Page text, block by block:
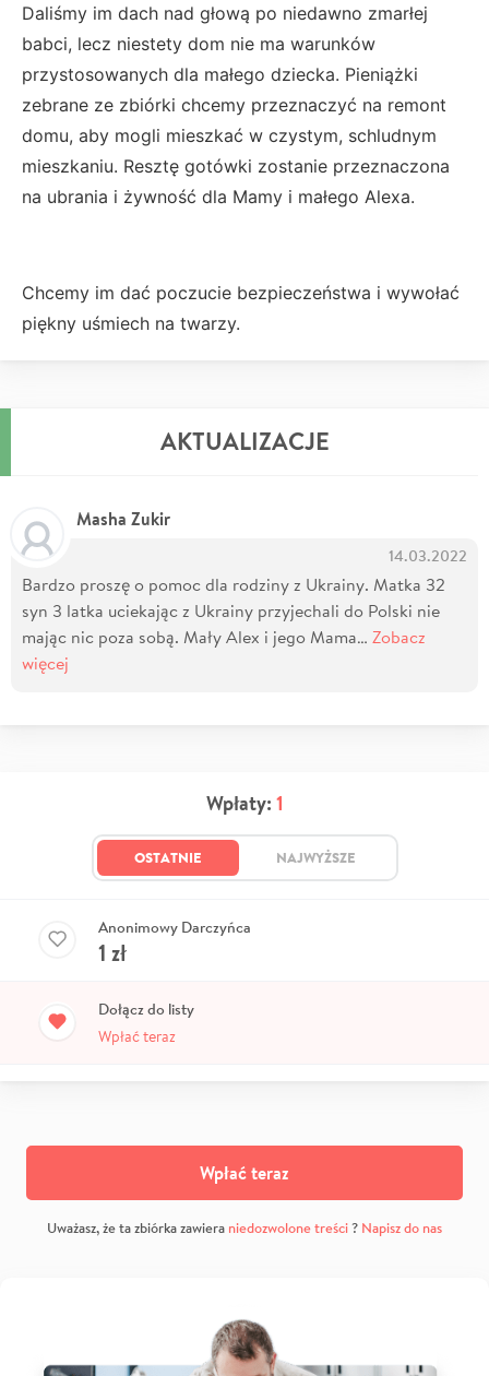
Daliśmy im dach nad głową po niedawno zmarłej
babci, lecz niestety dom nie ma warunków
przystosowanych dla małego dziecka. Pieniążki
zebrane ze zbiórki chcemy przeznaczyć na remont
domu, aby mogli mieszkać w czystym, schludnym
mieszkaniu. Resztę gotówki zostanie przeznaczona
na ubrania i żywność dla Mamy i małego Alexa.
Chcemy im dać poczucie bezpieczeństwa i wywołać
piękny uśmiech na twarzy.
AKTUALIZACJE
Masha Zukir
14.03.2022
Bardzo proszę o pomoc dla rodziny z Ukrainy. Matka 32
syn 3 latka uciekając z Ukrainy przyjechali do Polski nie
mając nic poza sobą. Mały Alex i jego Mama… Zobacz
więcej
Wpłaty: 1
OSTATNIE NAJWYŻSZE
Anonimowy Darczyńca
1 zł
Dołącz do listy
Wpłać teraz
Wpłać teraz
Uważasz, że ta zbiórka zawiera niedozwolone treści? Napisz do nas